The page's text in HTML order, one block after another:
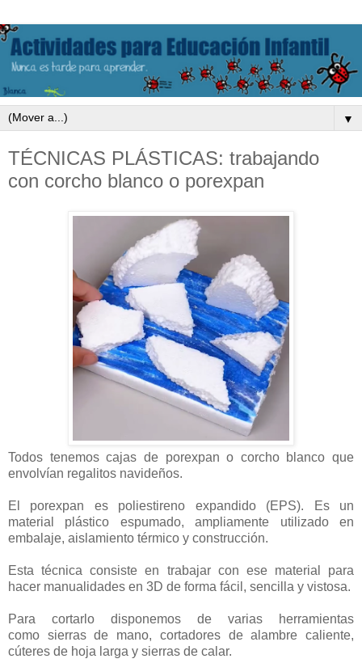
▼
TÉCNICAS PLÁSTICAS: trabajando
con corcho blanco o porexpan
Todos tenemos cajas de porexpan o corcho blanco que
envolvían regalitos navideños.
El porexpan es poliestireno expandido (EPS). Es un
material plástico espumado, ampliamente utilizado en
embalaje, aislamiento térmico y construcción.
Esta técnica consiste en trabajar con ese material para
hacer manualidades en 3D de forma fácil, sencilla y vistosa.
Para cortarlo disponemos de varias herramientas
como sierras de mano, cortadores de alambre caliente,
cúteres de hoja larga y sierras de calar.